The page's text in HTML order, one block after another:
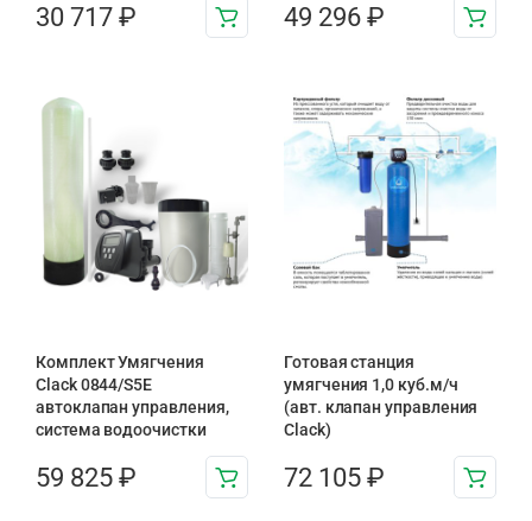
30 717 ₽ 49 296 ₽
Комплект Умягчения
Clack 0844/S5E
автоклапан управления,
система водоочистки
59 825 ₽
Готовая станция
умягчения 1,0 куб.м/ч
(авт. клапан управления
Clack)
72 105 ₽